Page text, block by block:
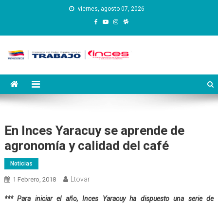
viernes, agosto 07, 2026
Instituto Nacional de
Capacitación y Educación
En Inces Yaracuy se aprende de
agronomía y calidad del café
Noticias
1 Febrero, 2018 Ltovar
*** Para iniciar el año, Inces Yaracuy ha dispuesto una serie de